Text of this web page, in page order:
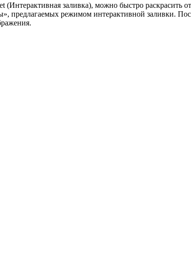
заливка), можно быстро раскрасить
предлагаемых режимом интерактивной заливки.